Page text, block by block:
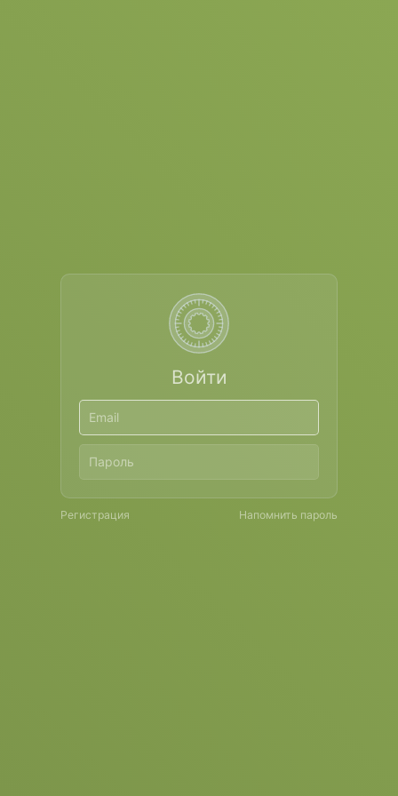
Войти
Регистрация Напомнить пароль